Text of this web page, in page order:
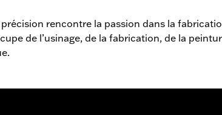
rencontre la passion dans la
de l’usinage, de la fabrication, de la